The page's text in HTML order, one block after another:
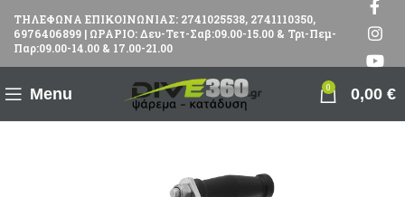
ΤΗΛΕΦΩΝΑ ΕΠΙΚΟΙΝΩΝΙΑΣ: 2741025538, 2741110350,
6976406899 | ΩΡΑΡΙΟ: Δευ-Τετ-Σαβ:09.00-15.00 & Τρι-Πεμ-
Παρ:09.00-14.00 & 17.00-21.00
Menu 0 0,00 €